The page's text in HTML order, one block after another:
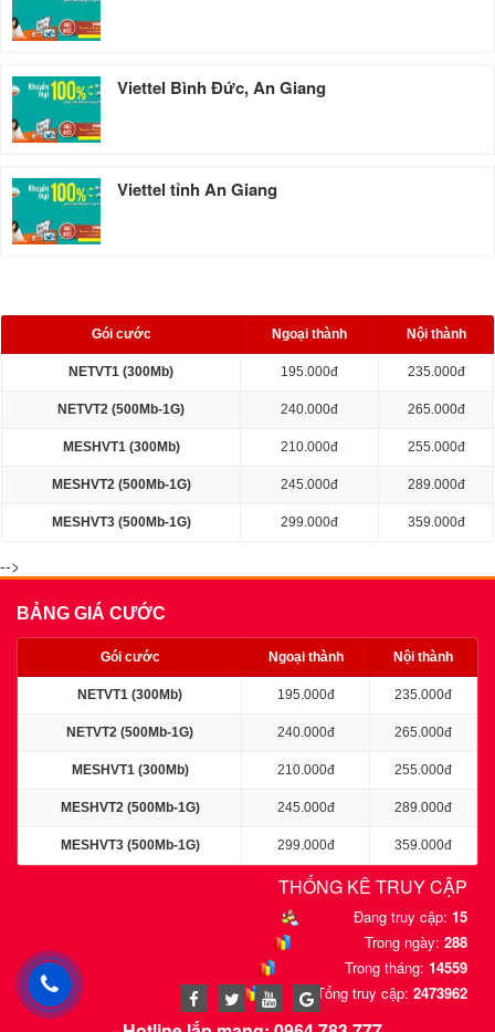
Viettel Bình Đức, An Giang
Viettel tỉnh An Giang
Gói cước Ngoại thành Nội thành
NETVT1 (300Mb) 195.000đ 235.000đ
NETVT2 (500Mb-1G) 240.000đ 265.000đ
MESHVT1 (300Mb) 210.000đ 255.000đ
MESHVT2 (500Mb-1G) 245.000đ 289.000đ
MESHVT3 (500Mb-1G) 299.000đ 359.000đ
-->
BẢNG GIÁ CƯỚC
Gói cước Ngoại thành Nội thành
NETVT1 (300Mb) 195.000đ 235.000đ
NETVT2 (500Mb-1G) 240.000đ 265.000đ
MESHVT1 (300Mb) 210.000đ 255.000đ
MESHVT2 (500Mb-1G) 245.000đ 289.000đ
MESHVT3 (500Mb-1G) 299.000đ 359.000đ
THỐNG KÊ TRUY CẬP
Đang truy cập: 15
Trong ngày: 288
Trong tháng: 14559
Tổng truy cập: 2473962
Cáp quang : Cáp quang